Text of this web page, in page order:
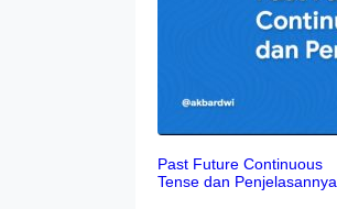
Past Future Continuous
Tense dan Penjelasannya